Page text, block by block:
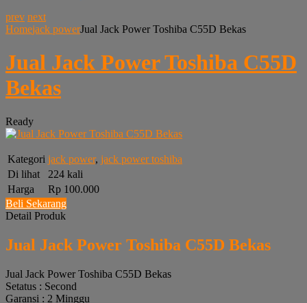
prev next
Homejack powerJual Jack Power Toshiba C55D Bekas
Jual Jack Power Toshiba C55D
Bekas
Ready
Kategori jack power, jack power toshiba
Di lihat
224 kali
Harga
Rp 100.000
Beli Sekarang
Detail Produk
Jual Jack Power Toshiba C55D Bekas
Jual Jack Power Toshiba C55D Bekas
Setatus : Second
Garansi : 2 Minggu